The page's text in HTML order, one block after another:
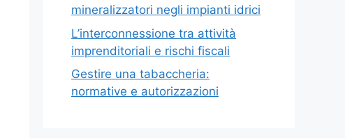
mineralizzatori negli impianti idrici
L’interconnessione tra attività
imprenditoriali e rischi fiscali
Gestire una tabaccheria:
normative e autorizzazioni